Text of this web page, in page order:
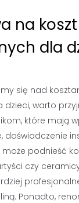
na
dla
się nad
warto
które mają
doświadczenie
podnieść
czy
Ponadto,